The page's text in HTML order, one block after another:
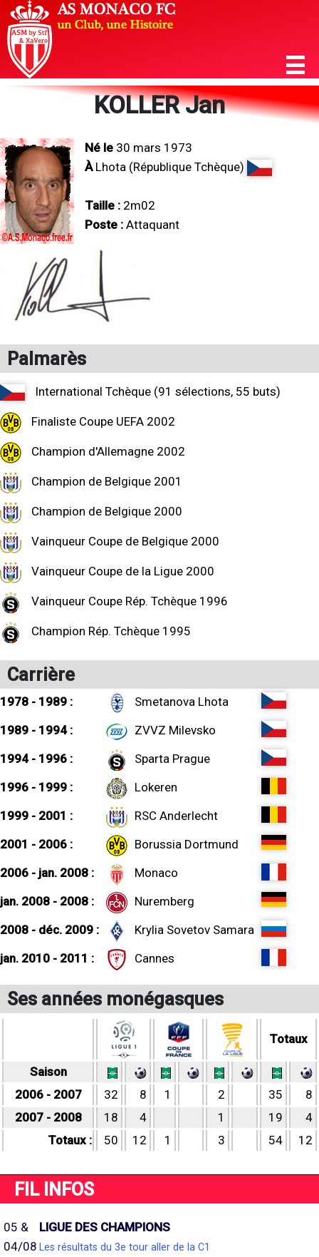
KOLLER Jan
Né le 30 mars 1973
ÀLhota (République Tchèque)
Taille : 2m02
Poste : Attaquant
Palmarès
International Tchèque (91 sélections, 55 buts)
Finaliste Coupe UEFA 2002
Champion d'Allemagne 2002
Champion de Belgique 2001
Champion de Belgique 2000
Vainqueur Coupe de Belgique 2000
Vainqueur Coupe de la Ligue 2000
Vainqueur Coupe Rép. Tchèque 1996
Champion Rép. Tchèque 1995
Carrière
1978 - 1989 :
Smetanova Lhota
1989 - 1994 :
ZVVZ Milevsko
1994 - 1996 :
Sparta Prague
1996 - 1999 :
Lokeren
1999 - 2001 :
RSC Anderlecht
2001 - 2006 :
Borussia Dortmund
2006 - jan. 2008 :
Monaco
jan. 2008 - 2008 :
Nuremberg
2008 - déc. 2009 :
Krylia Sovetov Samara
jan. 2010 - 2011 :
Cannes
Ses années monégasques
Totaux
Saison
2006 - 2007
32 8 1 2 35
8
2007 - 2008
18 4 1 19
4
Totaux :
50 12 1 3 54 12
FIL INFOS
05 &
04/08
LIGUE DES CHAMPIONS
Les résultats du 3e tour aller de la C1